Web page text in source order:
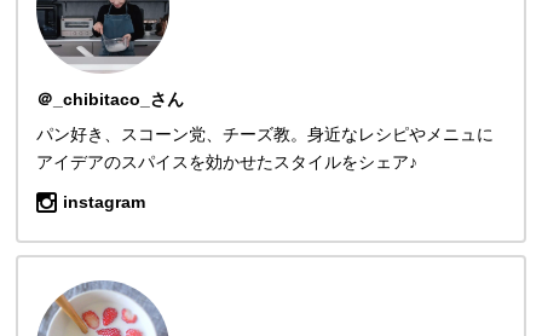
＠_chibitaco_さん
パン好き、スコーン党、チーズ教。身近なレシピやメニュに
アイデアのスパイスを効かせたスタイルをシェア♪
instagram